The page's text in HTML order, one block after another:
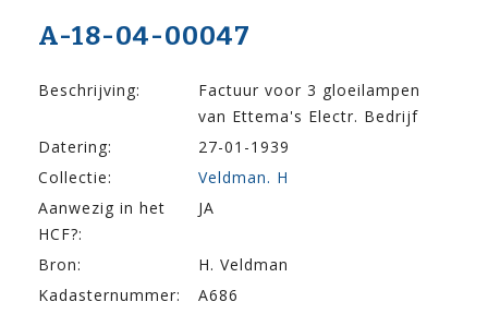
A-18-04-00047
Beschrijving:
Factuur voor 3 gloeilampen
van Ettema's Electr. Bedrijf
Datering:
27-01-1939
Collectie:
Veldman. H
Aanwezig in het
HCF?:
JA
Bron:
H. Veldman
Kadasternummer:
A686